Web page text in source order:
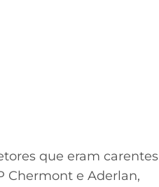
que eram carentes
Chermont e Aderlan,